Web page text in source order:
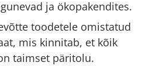
ja ökopakendites.
toodetele omistatud
mis kinnitab, et kõik
taimset päritolu.